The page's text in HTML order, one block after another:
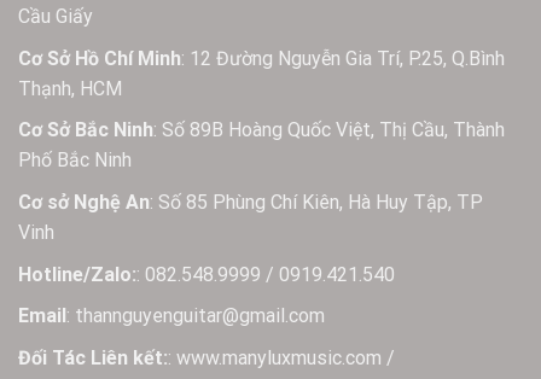
Cầu Giấy
Cơ Sở Hồ Chí Minh: 12 Đường Nguyễn Gia Trí, P.25, Q.Bình
Thạnh, HCM
Cơ Sở Bắc Ninh: Số 89B Hoàng Quốc Việt, Thị Cầu, Thành
Phố Bắc Ninh
Cơ sở Nghệ An: Số 85 Phùng Chí Kiên, Hà Huy Tập, TP
Vinh
Hotline/Zalo:: 082.548.9999 / 0919.421.540
Email: thannguyenguitar@gmail.com
Đối Tác Liên kết:: www.manyluxmusic.com /